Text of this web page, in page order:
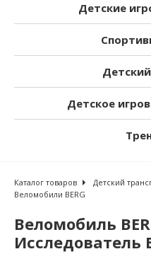
Детские
Детское
Каталог товаров Детский
Веломобили BERG
Веломобиль
Исследователь